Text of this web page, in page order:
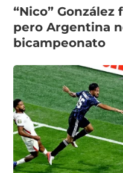
“Nico”
pero Argentina
bicampeonato